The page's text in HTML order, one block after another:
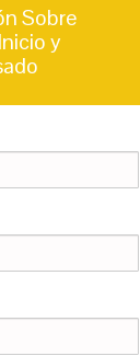
Sobre
y